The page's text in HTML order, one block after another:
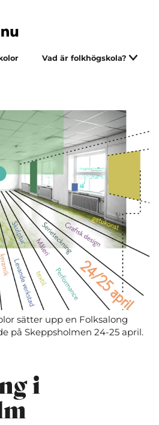
Vad är folkhögskola?
sätter upp en Folksalong
på Skeppsholmen 24-25 april.
i